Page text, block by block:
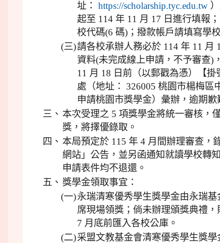
址： https://scholarship.tyc.edu.tw
起至 114 年 11 月 17 日進行填報
校代碼(6 碼)；撥款帳戶請填寫學
(三)請各校承辦人務必於 114 年 11 月
資料(未完成線上申請，不予審查)
11 月 18 日前（以郵戳為憑）【
處（地址： 326005 桃園市楊梅區
申請桃園市獎學金）彙辦，逾期歉
三、 本次受理之 5 項獎學金將統一審核，
獎，將擇優錄取。
四、 本局預定於 115 年 4 月間辦理審查，
網站」公告，並另函通知就讀學校轉
申請表件均不退還。
五、 獎學金領取事宜：
(一)永瑞清寒優秀學生獎學金由永瑞
席現場領獎；倘未辦理頒獎典禮
7 月底前匯入各校公庫。
(二)采盟文教基金會清寒優秀學生獎